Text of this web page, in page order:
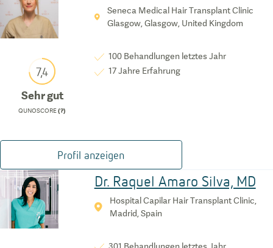
7,4
Sehr gut
QUNOSCORE(?)
Seneca Medical Hair Transplant Clinic
Glasgow, Glasgow, United Kingdom
100 Behandlungen letztes Jahr
17 Jahre Erfahrung
Profil anzeigen
Dr. Raquel Amaro Silva, MD
Hospital Capilar Hair Transplant Clinic,
Madrid, Spain